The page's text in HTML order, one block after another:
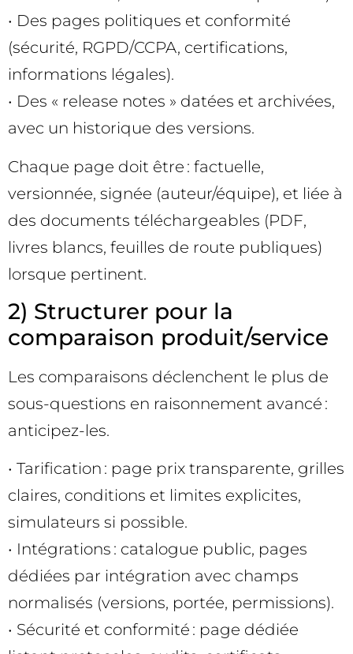
• Des pages politiques et conformité
(sécurité, RGPD/CCPA, certifications,
informations légales).
• Des « release notes » datées et archivées,
avec un historique des versions.
Chaque page doit être : factuelle,
versionnée, signée (auteur/équipe), et liée à
des documents téléchargeables (PDF,
livres blancs, feuilles de route publiques)
lorsque pertinent.
2) Structurer pour la
comparaison produit/service
Les comparaisons déclenchent le plus de
sous-questions en raisonnement avancé :
anticipez-les.
• Tarification : page prix transparente, grilles
claires, conditions et limites explicites,
simulateurs si possible.
• Intégrations : catalogue public, pages
dédiées par intégration avec champs
normalisés (versions, portée, permissions).
• Sécurité et conformité : page dédiée